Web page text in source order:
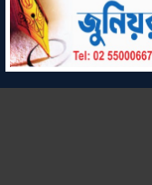
সর্বস্বত্ব সংরক্ষিত
কারিগরি সহায়তায়: